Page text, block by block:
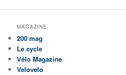
MAGAZINE
200 mag
Le cycle
Vélo Magazine
Velovelo